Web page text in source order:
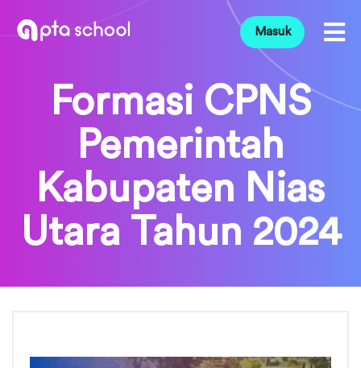
Masuk
Formasi CPNS
Pemerintah
Kabupaten Nias
Utara Tahun 2024